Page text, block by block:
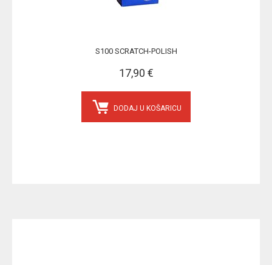
S100 SCRATCH-POLISH
17,90 €
DODAJ U KOŠARICU